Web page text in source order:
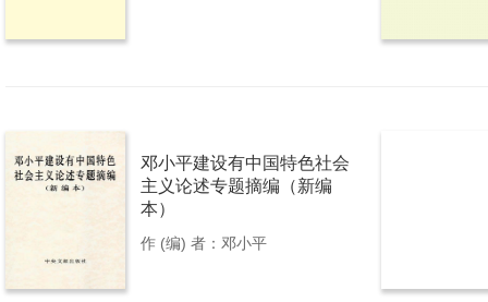
邓小平建设有中国特色社会
主义论述专题摘编（新编
本）
作 (编) 者：邓小平